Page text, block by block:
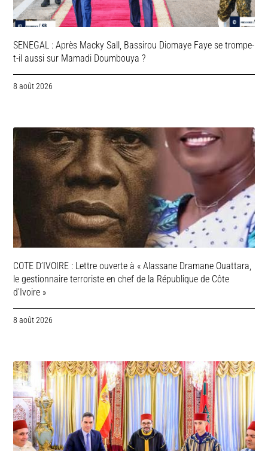
SENEGAL : Après Macky Sall, Bassirou Diomaye Faye se trompe-
t-il aussi sur Mamadi Doumbouya ?
8 août 2026
COTE D’IVOIRE : Lettre ouverte à « Alassane Dramane Ouattara,
le gestionnaire terroriste en chef de la République de Côte
d’Ivoire »
8 août 2026